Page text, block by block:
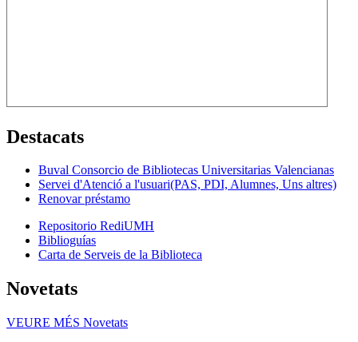
Destacats
Buval Consorcio de Bibliotecas Universitarias Valencianas
Servei d'Atenció a l'usuari(PAS, PDI, Alumnes, Uns altres)
Renovar préstamo
Repositorio RediUMH
Biblioguías
Carta de Serveis de la Biblioteca
Novetats
VEURE MÉS Novetats